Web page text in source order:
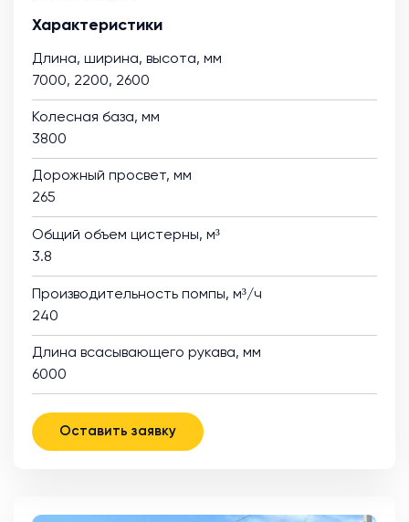
Характеристики
Длина, ширина, высота, мм
7000, 2200, 2600
Колесная база, мм
3800
Дорожный просвет, мм
265
Общий объем цистерны, м³
3.8
Производительность помпы, м³/ч
240
Длина всасывающего рукава, мм
6000
Оставить заявку